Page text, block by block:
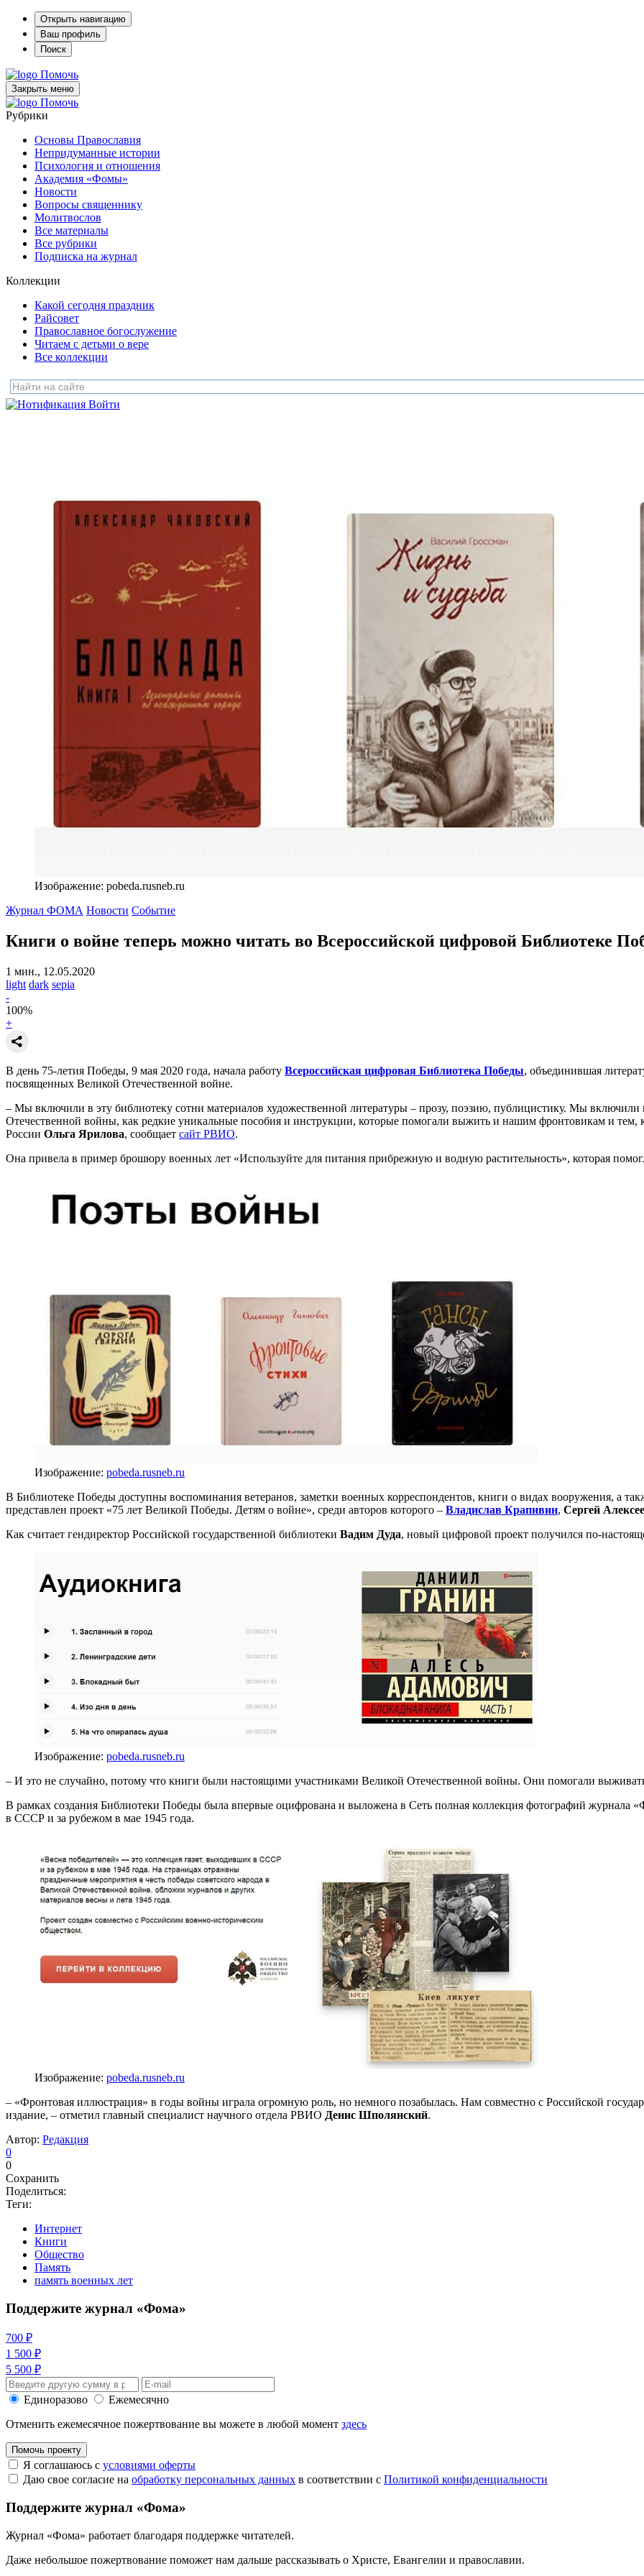
Открыть навигацию
Ваш профиль
Поиск
Помочь
Закрыть меню
Помочь
Рубрики
Основы Православия
Непридуманные истории
Психология и отношения
Академия «Фомы»
Новости
Вопросы священнику
Молитвослов
Все материалы
Все рубрики
Подписка на журнал
Коллекции
Какой сегодня праздник
Райсовет
Православное богослужение
Читаем с детьми о вере
Все коллекции
Войти
Изображение: pobeda.rusneb.ru
Журнал ФОМА Новости Событие
Книги о войне теперь можно читать во Всероссийской цифровой Библиотеке
1 мин., 12.05.2020
light dark sepia
-
100%
+
В день 75-летия Победы, 9 мая 2020 года, начала работу Всероссийская цифровая Библиотека Победы, объединившая
посвященных Великой Отечественной войне.
– Мы включили в эту библиотеку сотни материалов художественной литературы – прозу, поэзию, публицистику. Мы
Отечественной войны, как редкие уникальные пособия и инструкции, которые помогали выжить и нашим фронтовикам и тем,
России Ольга Ярилова, сообщает сайт РВИО.
Она привела в пример брошюру военных лет «Используйте для питания прибрежную и водную растительность», которая
Изображение: pobeda.rusneb.ru
В Библиотеке Победы доступны воспоминания ветеранов, заметки военных корреспондентов, книги о видах вооружения, а
представлен проект «75 лет Великой Победы. Детям о войне», среди авторов которого – Владислав Крапивин, Сергей
Как считает гендиректор Российской государственной библиотеки Вадим Дуда, новый цифровой проект получился по-
Изображение: pobeda.rusneb.ru
– И это не случайно, потому что книги были настоящими участниками Великой Отечественной войны. Они помогали
В рамках создания Библиотеки Победы была впервые оцифрована и выложена в Сеть полная коллекция фотографий журнала
в СССР и за рубежом в мае 1945 года.
Изображение: pobeda.rusneb.ru
– «Фронтовая иллюстрация» в годы войны играла огромную роль, но немного позабылась. Нам совместно с Российской
издание, – отметил главный специалист научного отдела РВИО Денис Шполянский.
Автор: Редакция
0
0
Сохранить
Поделиться:
Теги:
Интернет
Книги
Общество
Память
память военных лет
Поддержите журнал «Фома»
700 ₽
1 500 ₽
5 500 ₽
Единоразово
Ежемесячно
Отменить ежемесячное пожертвование вы можете в любой момент здесь
Помочь проекту
Я соглашаюсь с условиями оферты
Даю свое согласие на обработку персональных данных в соответствии с Политикой конфиденциальности
Поддержите журнал «Фома»
Журнал «Фома» работает благодаря поддержке читателей.
Даже небольшое пожертвование поможет нам дальше рассказывать о Христе, Евангелии и православии.